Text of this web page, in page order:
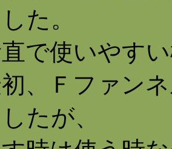
た。
で使いやす
、Ｆファン
たが、